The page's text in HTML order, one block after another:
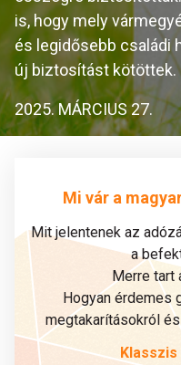
is, hogy mely
és legidősebb családi
új biztosítást kötöttek.
2025. MÁRCIUS 27.
Mi vár a
Mit jelentenek az
a
Merre tart
Hogyan érdemes
megtakarításokról